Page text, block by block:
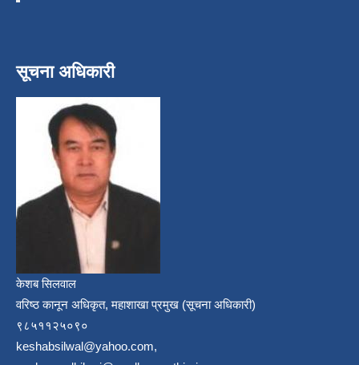
सूचना अधिकारी
केशब सिलवाल
वरिष्ठ कानून अधिकृत, महाशाखा प्रमुख (सूचना अधिकारी)
९८५११२५०९०
keshabsilwal@yahoo.com,